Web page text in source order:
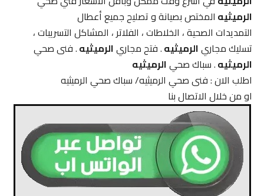
الرميثيهالمختص بصيانة و تصليح جميع أعطال
التمديدات الصحية ، الخلاطات ، الفلاتر ، المشاكل التسريبات ،
تسليك مجاريالرميثيه. فتح مجاريالرميثيه. فنى صحي
الرميثيه. سباك صحيالرميثيه
اطلب الان : فنى صحي الرميثيه/ سباك صحي الرميثيه
او من خلال الاتصال بنا